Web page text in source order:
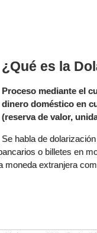
¿Qué es la
Proceso mediante el
dinero doméstico en
(reserva de valor,
Se habla de
o billetes en
moneda extranjera